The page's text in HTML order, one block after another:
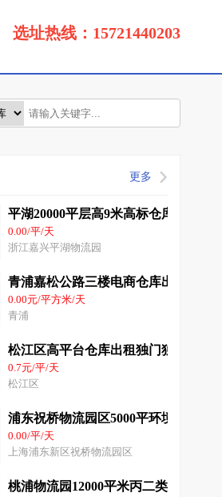
选址热线：15721440203
更多
平湖20000平层高9米高标仓库出租场
0.00/平/天
浙江嘉兴平湖物流园
青浦嘉松公路三楼电商仓库出租4000
0.00元/平方米/天
青浦
松江区高平台仓库出租独门独院
0.7元/平/天
松江区
浦东祝桥物流园区5000平环境好丙二
0.00/平/天
上海浦东新区祝桥物流园区
桃浦物流园12000平米丙二类仓库出